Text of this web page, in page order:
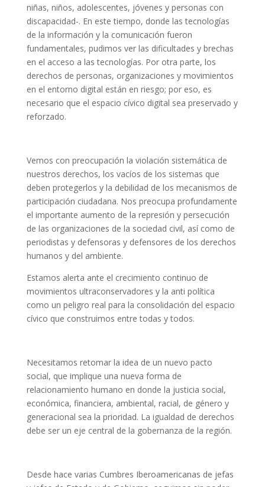
niñas, niños, adolescentes, jóvenes y personas con
discapacidad-. En este tiempo, donde las tecnologías
de la información y la comunicación fueron
fundamentales, pudimos ver las dificultades y brechas
en el acceso a las tecnologías. Por otra parte, los
derechos de personas, organizaciones y movimientos
en el entorno digital están en riesgo; por eso, es
necesario que el espacio cívico digital sea preservado y
reforzado.
Vemos con preocupación la violación sistemática de
nuestros derechos, los vacíos de los sistemas que
deben protegerlos y la debilidad de los mecanismos de
participación ciudadana. Nos preocupa profundamente
el importante aumento de la represión y persecución
de las organizaciones de la sociedad civil, así como de
periodistas y defensoras y defensores de los derechos
humanos y del ambiente.
Estamos alerta ante el crecimiento continuo de
movimientos ultraconservadores y la anti política
como un peligro real para la consolidación del espacio
cívico que construimos entre todas y todos.
Necesitamos retomar la idea de un nuevo pacto
social, que implique una nueva forma de
relacionamiento humano en donde la justicia social,
económica, financiera, ambiental, racial, de género y
generacional sea la prioridad. La igualdad de derechos
debe ser un eje central de la gobernanza de la región.
Desde hace varias Cumbres Iberoamericanas de jefas